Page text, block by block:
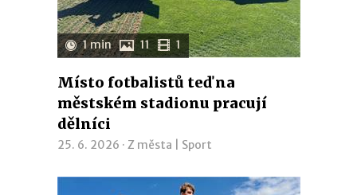
1 min 11 1
Místo fotbalistů teď na
městském stadionu pracují
dělníci
25. 6. 2026 · Z města Sport